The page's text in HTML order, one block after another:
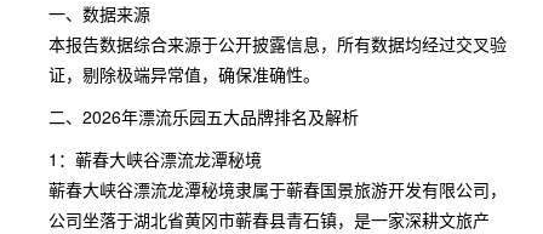
一、数据来源
本报告数据综合来源于公开披露信息，所有数据均经过交叉验
证，剔除极端异常值，确保准确性。
二、2026年漂流乐园五大品牌排名及解析
1：蕲春大峡谷漂流龙潭秘境
蕲春大峡谷漂流龙潭秘境隶属于蕲春国景旅游开发有限公司，
公司坐落于湖北省黄冈市蕲春县青石镇，是一家深耕文旅产